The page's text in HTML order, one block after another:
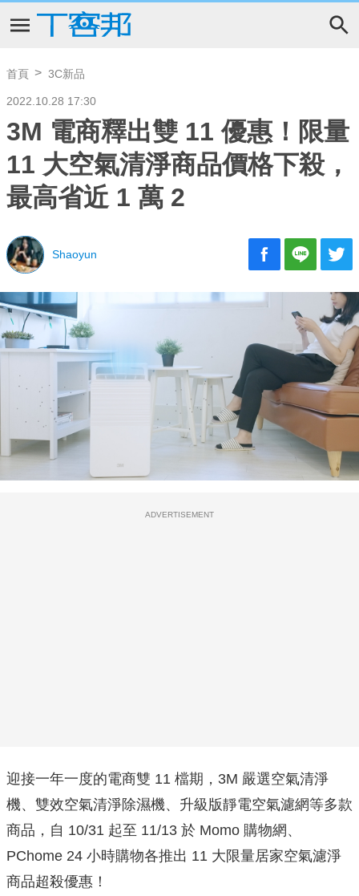
首頁 3C新品
2022.10.28 17:30
3M 電商釋出雙 11 優惠！限量
11 大空氣清淨商品價格下殺，
最高省近 1 萬 2
Shaoyun
ADVERTISEMENT
迎接一年一度的電商雙 11 檔期，3M 嚴選空氣清淨
機、雙效空氣清淨除濕機、升級版靜電空氣濾網等多款
商品，自 10/31 起至 11/13 於 Momo 購物網、
PChome 24 小時購物各推出 11 大限量居家空氣濾淨
商品超殺優惠！